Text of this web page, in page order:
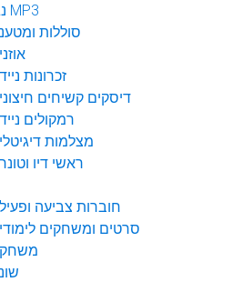
נגני MP3
סוללות
זכרונות
דיסקים קשיחים
רמקולים
מצלמות
ראשי דיו
חוברות צביעה
סרטים ומשחקים